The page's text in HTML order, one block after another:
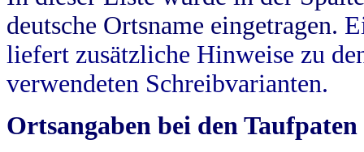
deutsche Ortsname eingetragen.
liefert zusätzliche Hinweise zu
verwendeten Schreibvarianten.
Ortsangaben bei den Taufpaten